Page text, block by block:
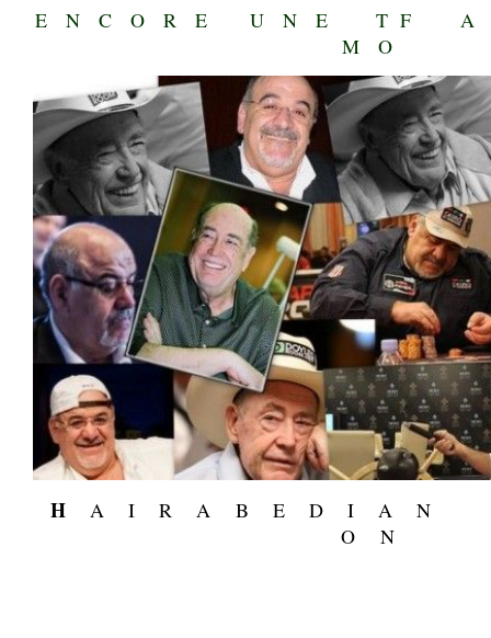
E N C O R E U N E T F
M O
H A I R A B E D I A
O N